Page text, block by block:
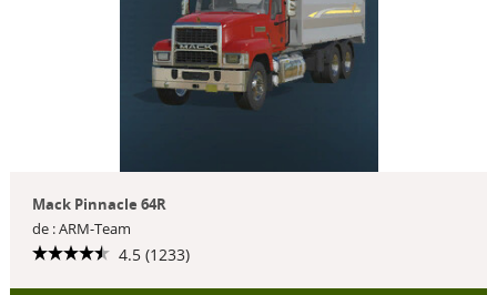
Mack Pinnacle 64R
de : ARM-Team
4.5 (1233)